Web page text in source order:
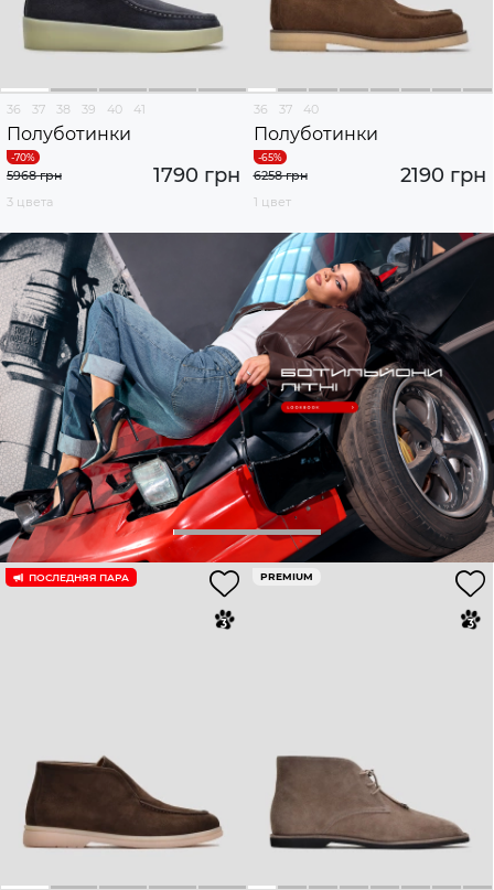
36 37 38 39 40 41
Полуботинки
1790 грн
5968 грн
3 цвета
36 37 40
Полуботинки
2190 грн
6258 грн
1 цвет
ПОСЛЕДНЯЯ ПАРА PREMIUM